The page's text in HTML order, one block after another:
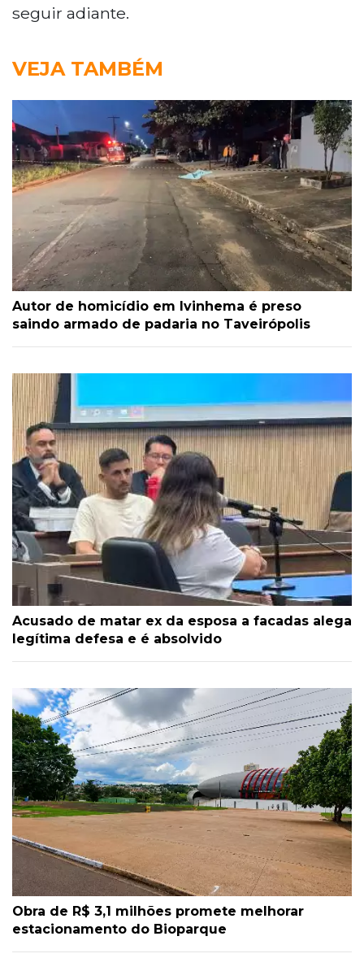
seguir adiante.
VEJA TAMBÉM
Autor de homicídio em Ivinhema é preso
saindo armado de padaria no Taveirópolis
Acusado de matar ex da esposa a facadas alega
legítima defesa e é absolvido
Obra de R$ 3,1 milhões promete melhorar
estacionamento do Bioparque